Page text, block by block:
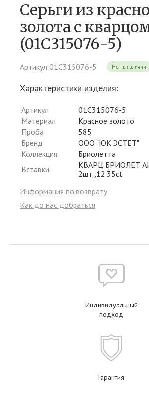
Серьги из
золота c
(01С315076-5)
Артикул 01С315076-5 Нет в наличии
Характеристики изделия:
Артикул
01С315076-5
Материал
Красное золото
Проба
585
Бренд
ООО "ЮК ЭСТЕТ"
Коллекция
Бриолетта
Вставки
КВАРЦ БРИОЛЕТ
2шт.,12.35ct
Информация по возврату
Как до нас добраться
Индивидуальный
подход
Гарантия